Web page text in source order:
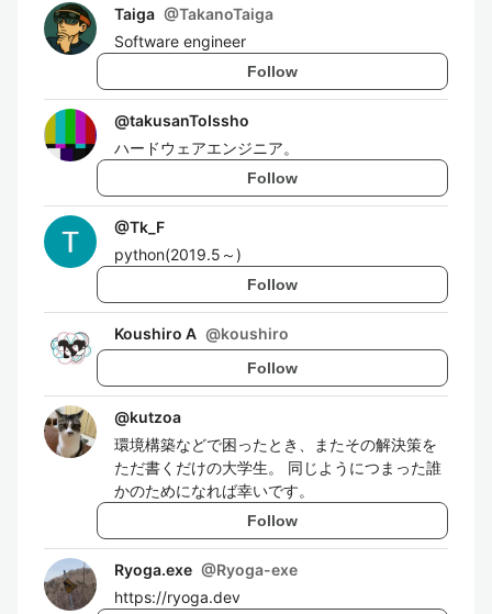
Taiga @TakanoTaiga
Software engineer
Follow
@takusanToIssho
ハードウェアエンジニア。
Follow
@Tk_F
python(2019.5～)
Follow
Koushiro A @koushiro
Follow
@kutzoa
環境構築などで困ったとき、またその解決策を
ただ書くだけの大学生。 同じようにつまった誰
かのためになれば幸いです。
Follow
Ryoga.exe @Ryoga-exe
https://ryoga.dev